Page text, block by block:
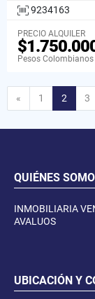
9234163
PRECIO ALQUILER
Pesos Colombianos
« Anterior
1 2 3
QUIÉNES
INMOBILIARIA
AVALUOS
UBICACIÓN Y